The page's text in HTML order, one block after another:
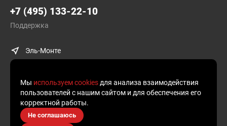
+7 (495) 133-22-10
Поддержка
Эль-Монте
© Plusofon.ru, 2019—2026.
Продолжая использовать наш сайт, вы даете согласие на обработку
Мы используем cookies для анализа взаимодействия
пользователей с нашим сайтом и для обеспечения его
корректной работы.
Не соглашаюсь